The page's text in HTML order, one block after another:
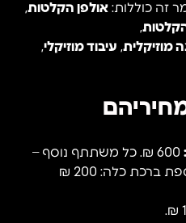
זה כוללות: אולפן הקלטות,
,
מוזיקלית, עיבוד מוזיקלי,
600 ₪. כל משתתף נוסף –
תוספת של 200 ₪. הוספת ברכת כלה: 200 ₪